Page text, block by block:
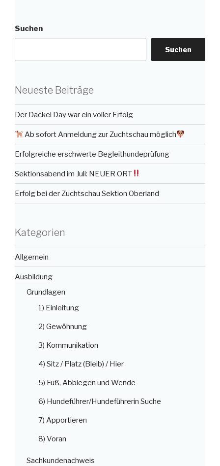
Suchen
Suchen
Neueste Beiträge
Der Dackel Day war ein voller Erfolg
Ab sofort Anmeldung zur Zuchtschau möglich
Erfolgreiche erschwerte Begleithundeprüfung
Sektionsabend im Juli: NEUER ORT
Erfolg bei der Zuchtschau Sektion Oberland
Kategorien
Allgemein
Ausbildung
Grundlagen
1) Einleitung
2) Gewöhnung
3) Kommunikation
4) Sitz / Platz (Bleib) / Hier
5) Fuß, Abbiegen und Wende
6) Hundeführer/Hundeführerin Suche
7) Apportieren
8) Voran
Sachkundenachweis